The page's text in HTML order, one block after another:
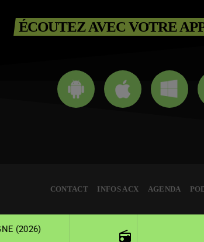
INFO LOCALE
radio
ÉCOUTEZ AVEC VOTRE
CONTACT INFOS ACX AGENDA